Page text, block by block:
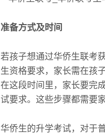
准备方式及时间
若孩子想通过华侨生联考
生资格要求，家长需在孩
在这段时间里，家长要完
试要求。这些步骤都需要
华侨生的升学考试，对于